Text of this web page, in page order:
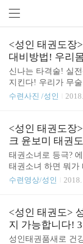
<성인 태권도장
대비방법! 우리
신나는 타격술! 실
지킨다! 우리가 무
련도 있을 뿐만아니
용 할 수 알아야한
은 오직 하나! 태!
수련사진 /성인
<성인 태권도장
크 윤보미 태권
태권소녀로 등극?
태권소녀 하면 뭐가
또 다른 태권소녀
수련영상/성인
<성인 태권도>
지 가능합니다!
성인태권품새로 건